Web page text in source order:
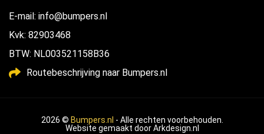
E-mail: info@bumpers.nl
Kvk: 82903468
BTW: NL003521158B36
Routebeschrijving naar Bumpers.nl
2026 © Bumpers.nl - Alle rechten voorbehouden.
Website gemaakt doorArkdesign.nl